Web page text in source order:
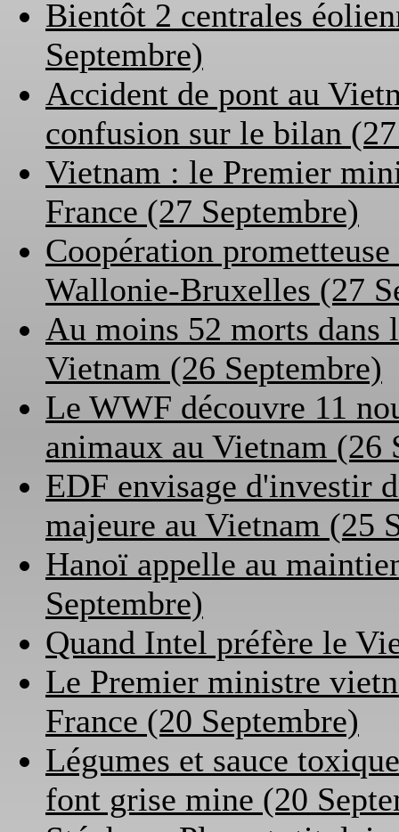
Bientôt 2 centrales
Septembre)
Accident de pont au
confusion sur le bilan
Vietnam : le Premier
France (27 Septembre)
Coopération
Wallonie-Bruxelles (27
Au moins 52 morts dans
Vietnam (26 Septembre)
Le WWF découvre 11
animaux au Vietnam (26
EDF envisage d'investir
majeure au Vietnam (25
Hanoï appelle au
Septembre)
Quand Intel préfère le
Le Premier ministre
France (20 Septembre)
Légumes et sauce
font grise mine (20